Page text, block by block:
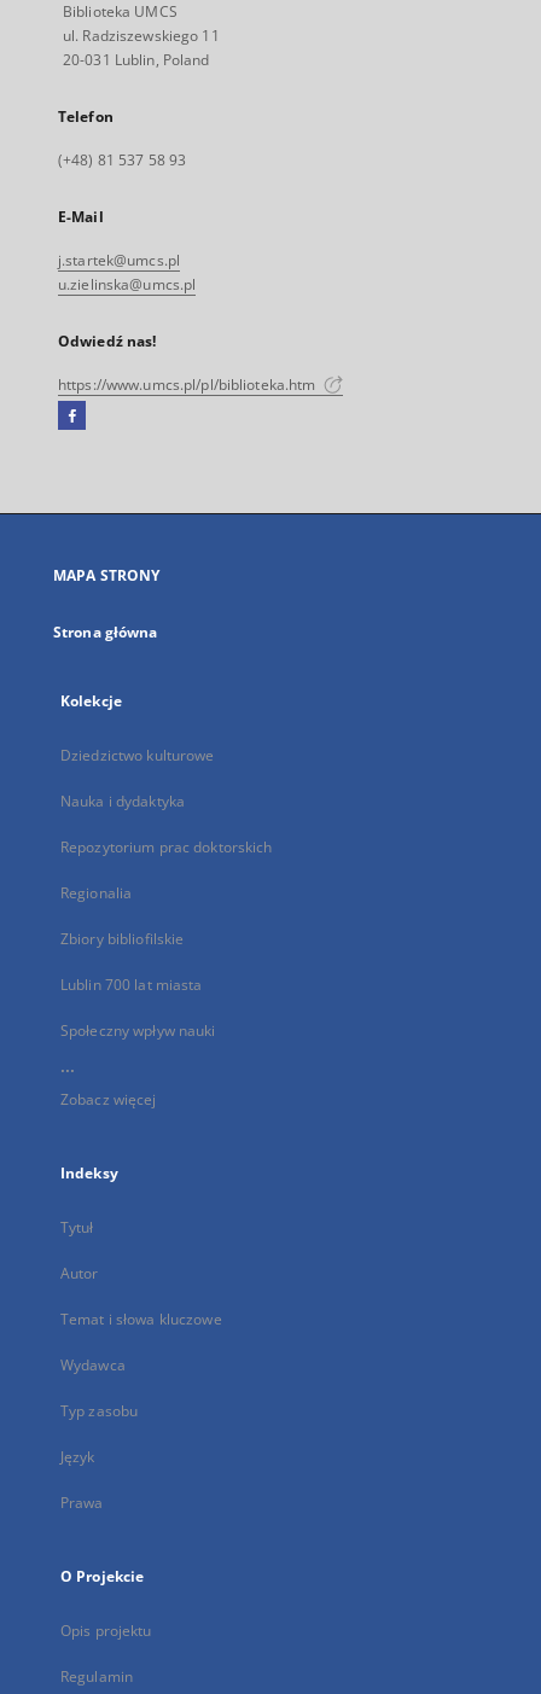
Biblioteka UMCS
ul. Radziszewskiego 11
20-031 Lublin, Poland
Telefon
(+48) 81 537 58 93
E-Mail
j.startek@umcs.pl
u.zielinska@umcs.pl
Odwiedź nas!
https://www.umcs.pl/pl/biblioteka.htm
Facebook
się
karcie
MAPA STRONY
Strona główna
Kolekcje
Dziedzictwo kulturowe
Nauka i dydaktyka
Repozytorium prac doktorskich
Regionalia
Zbiory bibliofilskie
Lublin 700 lat miasta
Społeczny wpływ nauki
...
Zobacz więcej
Indeksy
Tytuł
Autor
Temat i słowa kluczowe
Wydawca
Typ zasobu
Język
Prawa
O Projekcie
Opis projektu
Regulamin